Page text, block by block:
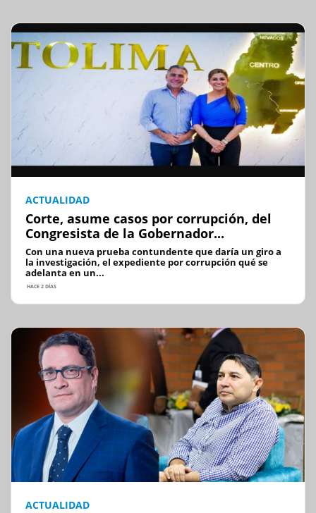
ACTUALIDAD
Corte, asume casos por corrupción, del
Congresista de la Gobernador...
Con una nueva prueba contundente que daría un giro a
la investigación, el expediente por corrupción qué se
adelanta en un...
HACE 2 DÍAS
ACTUALIDAD